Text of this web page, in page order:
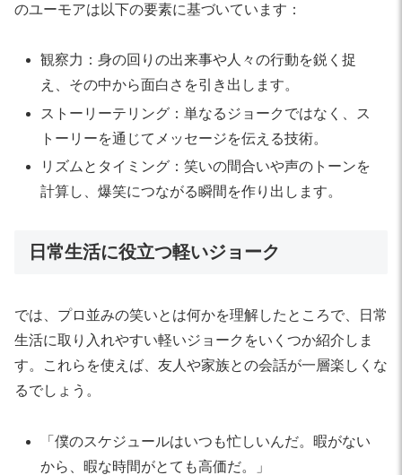
のユーモアは以下の要素に基づいています：
観察力：身の回りの出来事や人々の行動を鋭く捉
え、その中から面白さを引き出します。
ストーリーテリング：単なるジョークではなく、ス
トーリーを通じてメッセージを伝える技術。
リズムとタイミング：笑いの間合いや声のトーンを
計算し、爆笑につながる瞬間を作り出します。
日常生活に役立つ軽いジョーク
では、プロ並みの笑いとは何かを理解したところで、日常
生活に取り入れやすい軽いジョークをいくつか紹介しま
す。これらを使えば、友人や家族との会話が一層楽しくな
るでしょう。
「僕のスケジュールはいつも忙しいんだ。暇がない
から、暇な時間がとても高価だ。」